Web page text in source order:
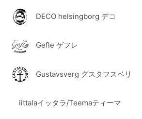
DECO helsingborg デコ
Gefle ゲフレ
Gustavsverg グスタフスベリ
iittalaイッタラ/Teemaティーマ